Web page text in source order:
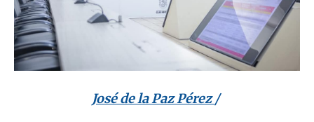
José de la Paz Pérez/